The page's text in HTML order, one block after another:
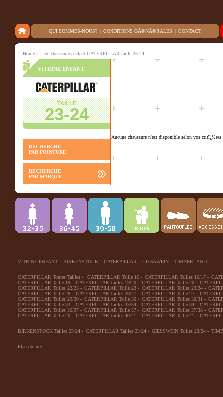
QUI SOMMES-NOUS? | CONDITIONS GÃ©NÃ©RALES | CONTACT
Home / Liste chaussures enfant CATERPILLAR taille 23-24
VITRINE ENFANT
TAILLE
23-24
RECHERCHE
PAR POINTURE
RECHERCHE
PAR MARQUE
Aucune chaussure n'est disponible selon vos critï¿½res
VITRINE ENFANT : BIRKENSTOCK - CATERPILLAR - GIESSWEIN - TIMBERLAND
CATERPILLAR Toutes Tailles - CATERPILLAR Taille 16 - CATERPILLAR Tailles 16/17 -
CATERPILLAR Taille 19 - CATERPILLAR Tailles 19/20 - CATERPILLAR Taille 20 -
CATERPILLAR Tailles 22/23 - CATERPILLAR Taille 23 - CATERPILLAR Tailles 23/24 -
CATERPILLAR Taille 26 - CATERPILLAR Tailles 26/27 - CATERPILLAR Taille 27 -
CATERPILLAR Tailles 29/30 - CATERPILLAR Taille 30 - CATERPILLAR Tailles 30/31 -
CATERPILLAR Taille 33 - CATERPILLAR Tailles 33/34 - CATERPILLAR Taille 34 -
CATERPILLAR Tailles 36/37 - CATERPILLAR Taille 37 - CATERPILLAR Tailles 37/38 -
CATERPILLAR Taille 40 - CATERPILLAR Tailles 40/41 - CATERPILLAR Taille 41 -
BIRKENSTOCK Tailles 23/24 - CATERPILLAR Tailles 23/24 - GIESSWEIN Tailles 23/24 -
Plan du site